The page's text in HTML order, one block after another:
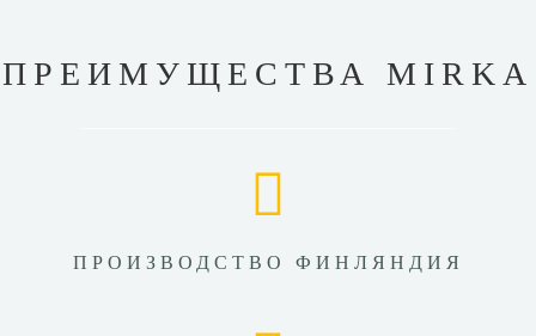
ПРЕИМУЩЕСТВА MIRKA
ПРОИЗВОДСТВО ФИНЛЯНДИЯ